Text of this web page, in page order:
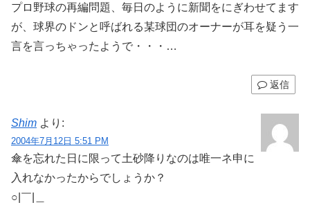
プロ野球の再編問題、毎日のように新聞をにぎわせてます
が、球界のドンと呼ばれる某球団のオーナーが耳を疑う一
言を言っちゃったようで・・・…
返信
Shim より:
2004年7月12日 5:51 PM
傘を忘れた日に限って土砂降りなのは唯一ネ申に
入れなかったからでしょうか？
○|￣|＿